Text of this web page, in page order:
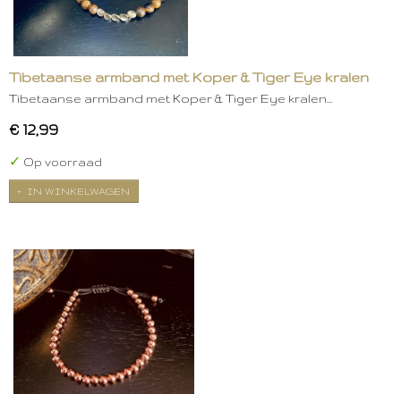
Tibetaanse armband met Koper & Tiger Eye kralen
Tibetaanse armband met Koper & Tiger Eye kralen…
€ 12,99
✓ Op voorraad
IN WINKELWAGEN